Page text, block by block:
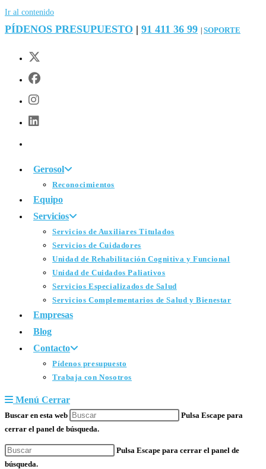
Ir al contenido
PÍDENOS PRESUPUESTO | 91 411 36 99 SOPORTE
Gerosol
Reconocimientos
Equipo
Servicios
Servicios de Auxiliares Titulados
Servicios de Cuidadores
Unidad de Rehabilitación Cognitiva y Funcional
Unidad de Cuidados Paliativos
Servicios Especializados de Salud
Servicios Complementarios de Salud y Bienestar
Empresas
Blog
Contacto
Pídenos presupuesto
Trabaja con Nosotros
Menú Cerrar
Buscar en esta web
Pulsa Escape para
cerrar el panel de búsqueda.
Pulsa Escape para cerrar el panel de
búsqueda.